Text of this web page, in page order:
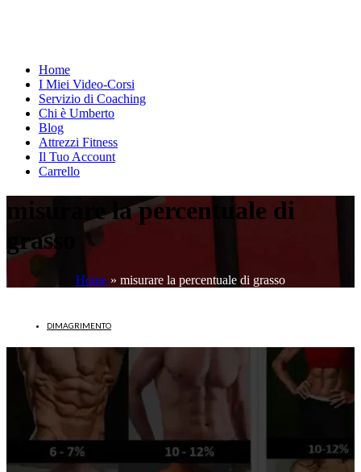
Home
I Miei Video-Corsi
Servizio di Coaching
Chi è Umberto
Blog
Attrezzi Fitness
Il Tuo Account
Carrello
misurare la percentuale di
grasso
Home » misurare la percentuale di grasso
DIMAGRIMENTO